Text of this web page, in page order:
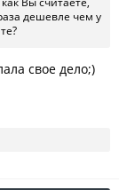
дешевле чем у
свое дело;)